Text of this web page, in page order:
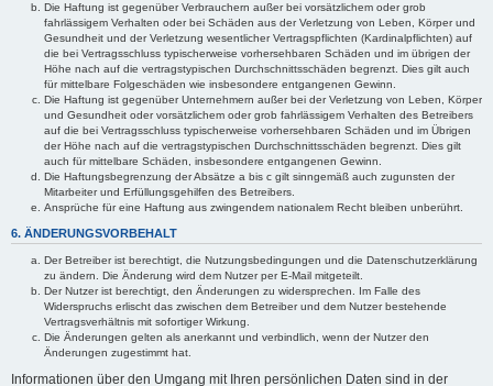
Die Haftung ist gegenüber Verbrauchern außer bei vorsätzlichem oder grob
fahrlässigem Verhalten oder bei Schäden aus der Verletzung von Leben, Körper und
Gesundheit und der Verletzung wesentlicher Vertragspflichten (Kardinalpflichten) auf
die bei Vertragsschluss typischerweise vorhersehbaren Schäden und im übrigen der
Höhe nach auf die vertragstypischen Durchschnittsschäden begrenzt. Dies gilt auch
für mittelbare Folgeschäden wie insbesondere entgangenen Gewinn.
Die Haftung ist gegenüber Unternehmern außer bei der Verletzung von Leben, Körper
und Gesundheit oder vorsätzlichem oder grob fahrlässigem Verhalten des Betreibers
auf die bei Vertragsschluss typischerweise vorhersehbaren Schäden und im Übrigen
der Höhe nach auf die vertragstypischen Durchschnittsschäden begrenzt. Dies gilt
auch für mittelbare Schäden, insbesondere entgangenen Gewinn.
Die Haftungsbegrenzung der Absätze a bis c gilt sinngemäß auch zugunsten der
Mitarbeiter und Erfüllungsgehilfen des Betreibers.
Ansprüche für eine Haftung aus zwingendem nationalem Recht bleiben unberührt.
6. ÄNDERUNGSVORBEHALT
Der Betreiber ist berechtigt, die Nutzungsbedingungen und die Datenschutzerklärung
zu ändern. Die Änderung wird dem Nutzer per E-Mail mitgeteilt.
Der Nutzer ist berechtigt, den Änderungen zu widersprechen. Im Falle des
Widerspruchs erlischt das zwischen dem Betreiber und dem Nutzer bestehende
Vertragsverhältnis mit sofortiger Wirkung.
Die Änderungen gelten als anerkannt und verbindlich, wenn der Nutzer den
Änderungen zugestimmt hat.
Informationen über den Umgang mit Ihren persönlichen Daten sind in der